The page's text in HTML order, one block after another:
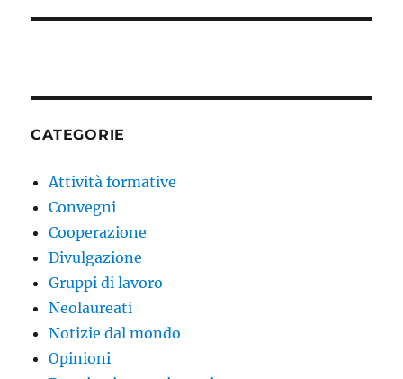
CATEGORIE
Attività formative
Convegni
Cooperazione
Divulgazione
Gruppi di lavoro
Neolaureati
Notizie dal mondo
Opinioni